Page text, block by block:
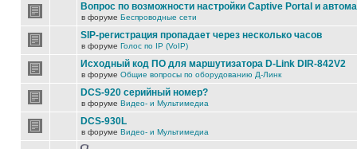
Вопрос по возможности настройки Captive Portal и
в форуме Беспроводные сети
SIP-регистрация пропадает через несколько часов
в форуме Голос по IP (VoIP)
Исходный код ПО для маршутизатора D-Link DIR-842V2
в форуме Общие вопросы по оборудованию Д-Линк
DCS-920 серийный номер?
в форуме Видео- и Мультимедиа
DCS-930L
в форуме Видео- и Мультимедиа